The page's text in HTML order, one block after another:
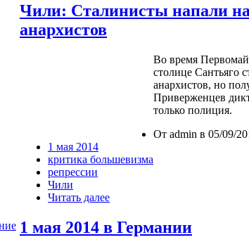
Чили: Сталинисты напали
анархистов
Во время
столице Сантьяго
анархистов, но
Приверженцев
только полиция.
От admin в 05/09/
1 мая 2014
критика большевизма
репрессии
Чили
Читать далее
1 мая 2014 в Германии